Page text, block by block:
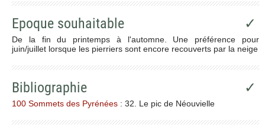
Epoque souhaitable ✓
De la fin du printemps à l'automne. Une préférence pour
juin/juillet lorsque les pierriers sont encore recouverts par la neige
Bibliographie ✓
100 Sommets des Pyrénées : 32. Le pic de Néouvielle